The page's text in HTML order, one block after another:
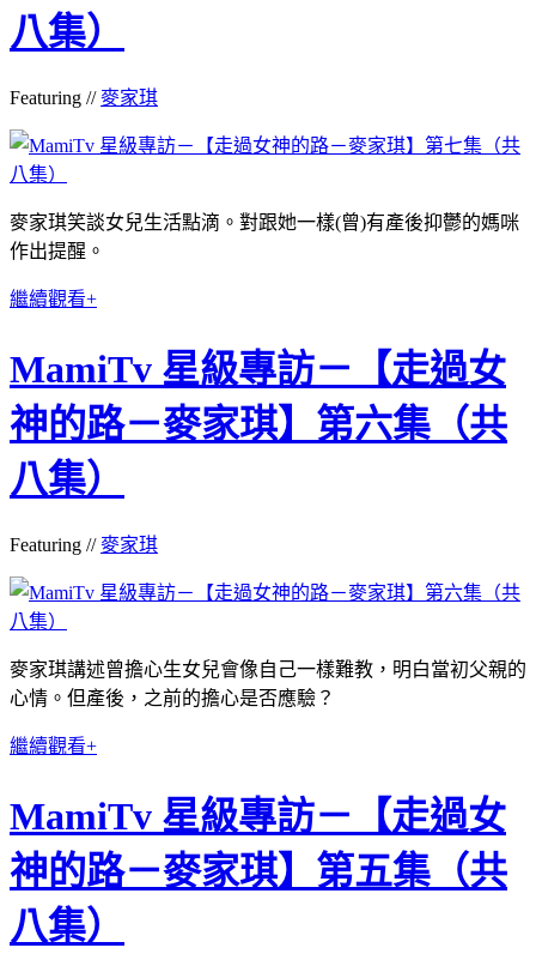
八集）
Featuring //麥家琪
麥家琪笑談女兒生活點滴。對跟她一樣(曾)有產後抑鬱的媽咪
作出提醒。
繼續觀看+
MamiTv 星級專訪－【走過女
神的路－麥家琪】第六集（共
八集）
Featuring //麥家琪
麥家琪講述曾擔心生女兒會像自己一樣難教，明白當初父親的
心情。但產後，之前的擔心是否應驗？
繼續觀看+
MamiTv 星級專訪－【走過女
神的路－麥家琪】第五集（共
八集）